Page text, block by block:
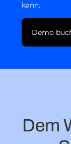
kann.
Demo
Dem